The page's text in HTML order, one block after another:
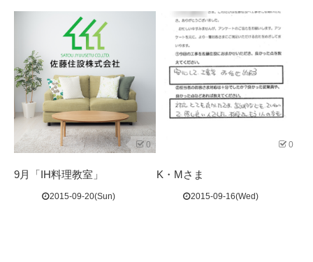
0
9月「IH料理教室」
2015-09-20(Sun)
0
K・Mさま
2015-09-16(Wed)